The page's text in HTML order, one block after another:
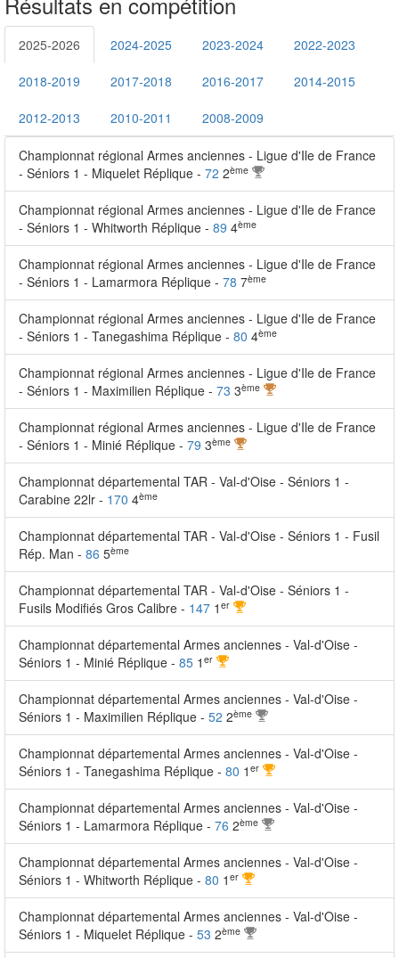
2025-2026 2024-2025 2023-2024 2022-2023
2018-2019 2017-2018 2016-2017 2014-2015
2012-2013 2010-2011 2008-2009
Championnat régional Armes anciennes - Ligue d'Ile de France
- Séniors 1 - Miquelet Réplique - 72 2ème
Championnat régional Armes anciennes - Ligue d'Ile de France
- Séniors 1 - Whitworth Réplique - 89 4ème
Championnat régional Armes anciennes - Ligue d'Ile de France
- Séniors 1 - Lamarmora Réplique - 78 7ème
Championnat régional Armes anciennes - Ligue d'Ile de France
- Séniors 1 - Tanegashima Réplique - 80 4ème
Championnat régional Armes anciennes - Ligue d'Ile de France
- Séniors 1 - Maximilien Réplique - 73 3ème
Championnat régional Armes anciennes - Ligue d'Ile de France
- Séniors 1 - Minié Réplique - 79 3ème
Championnat départemental TAR - Val-d'Oise - Séniors 1 -
Carabine 22lr - 170 4ème
Championnat départemental TAR - Val-d'Oise - Séniors 1 - Fusil
Rép. Man - 86 5ème
Championnat départemental TAR - Val-d'Oise - Séniors 1 -
Fusils Modifiés Gros Calibre - 147 1 er
Championnat départemental Armes anciennes - Val-d'Oise -
Séniors 1 - Minié Réplique - 85 1 er
Championnat départemental Armes anciennes - Val-d'Oise -
Séniors 1 - Maximilien Réplique - 52 2ème
Championnat départemental Armes anciennes - Val-d'Oise -
Séniors 1 - Tanegashima Réplique - 80 1 er
Championnat départemental Armes anciennes - Val-d'Oise -
Séniors 1 - Lamarmora Réplique - 76 2ème
Championnat départemental Armes anciennes - Val-d'Oise -
Séniors 1 - Whitworth Réplique - 80 1 er
Championnat départemental Armes anciennes - Val-d'Oise -
Séniors 1 - Miquelet Réplique - 53 2ème